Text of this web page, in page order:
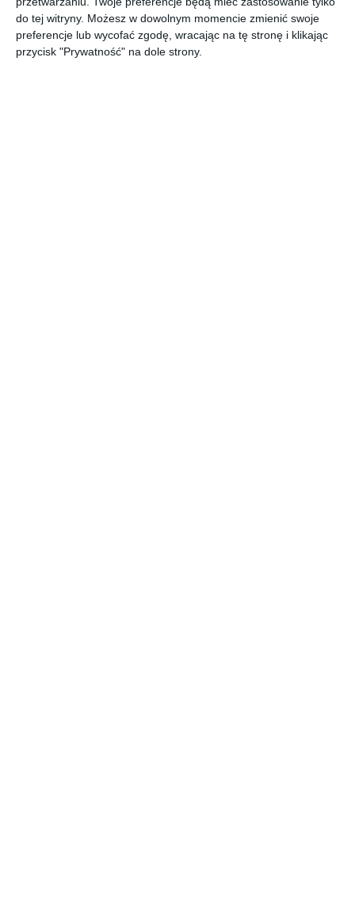
do tej witryny. Możesz w dowolnym momencie zmienić swoje
preferencje lub wycofać zgodę, wracając na tę stronę i klikając
przycisk "Prywatność" na dole strony.
Dom
DODAJ DO ULUBIONYCH